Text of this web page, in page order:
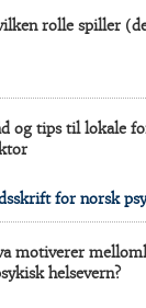
rolle spiller
og tips til lokale
for norsk
motiverer
helsevern?